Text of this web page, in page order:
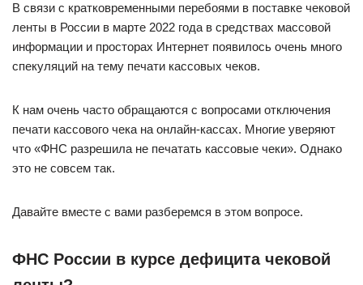
В связи с кратковременными перебоями в поставке чековой
ленты в России в марте 2022 года в средствах массовой
информации и просторах Интернет появилось очень много
спекуляций на тему печати кассовых чеков.
К нам очень часто обращаются с вопросами отключения
печати кассового чека на онлайн-кассах. Многие уверяют
что «ФНС разрешила не печатать кассовые чеки». Однако
это не совсем так.
Давайте вместе с вами разберемся в этом вопросе.
ФНС России в курсе дефицита чековой